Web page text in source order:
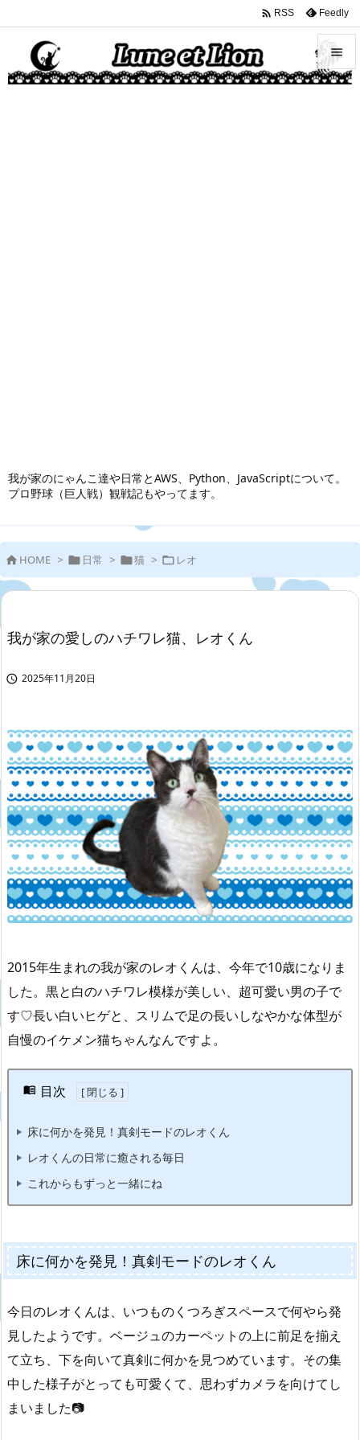
我が家のにゃんこ達や日常とAWS、Python、JavaScriptについて。
プロ野球（巨人戦）観戦記もやってます。


 RSS Feedly
 HOME >  日常 > 猫 >  レオ
我が家の愛しのハチワレ猫、レオくん
 2025年11月20日
2015年生まれの我が家のレオくんは、今年で10歳になりま
した。黒と白のハチワレ模様が美しい、超可愛い男の子で
す♡長い白いヒゲと、スリムで足の長いしなやかな体型が
自慢のイケメン猫ちゃんなんですよ。
目次
床に何かを発見！真剣モードのレオくん
レオくんの日常に癒される毎日
これからもずっと一緒にね
床に何かを発見！真剣モードのレオくん
今日のレオくんは、いつものくつろぎスペースで何やら発
見したようです。ベージュのカーペットの上に前足を揃え
て立ち、下を向いて真剣に何かを見つめています。その集
中した様子がとっても可愛くて、思わずカメラを向けてし
まいました📷